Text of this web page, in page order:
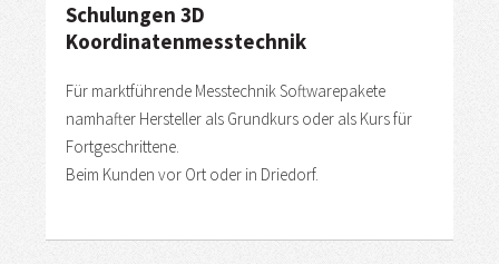
Schulungen 3D
Koordinatenmesstechnik
Für marktführende Messtechnik Softwarepakete
namhafter Hersteller als Grundkurs oder als Kurs für
Fortgeschrittene.
Beim Kunden vor Ort oder in Driedorf.